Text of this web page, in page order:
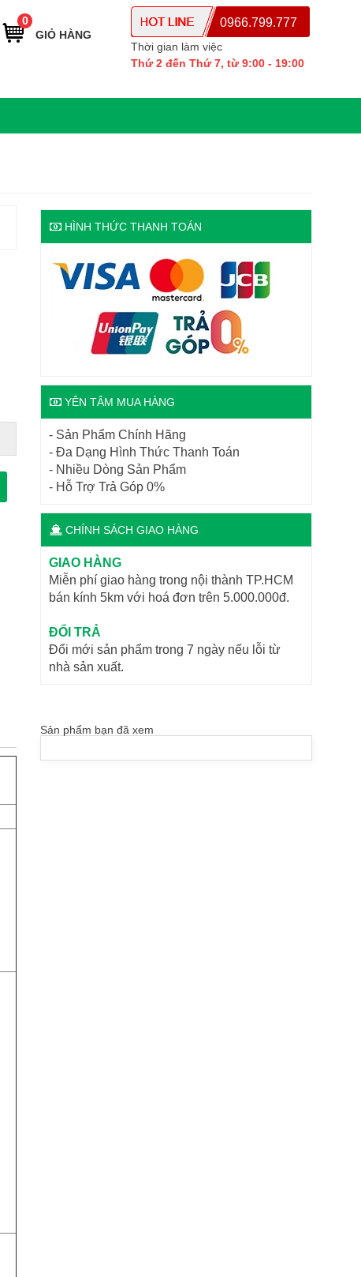
0966.799.777
Thời gian làm việc
Thứ 2 đến Thứ 7, từ 9:00 - 19:00
0
GIỎ HÀNG
HÌNH THỨC THANH TOÁN
YÊN TÂM MUA HÀNG
- Sản Phẩm Chính Hãng
- Đa Dạng Hình Thức Thanh Toán
- Nhiều Dòng Sản Phẩm
- Hỗ Trợ Trả Góp 0%
CHÍNH SÁCH GIAO HÀNG
GIAO HÀNG
Miễn phí giao hàng trong nội thành TP.HCM
bán kính 5km với hoá đơn trên 5.000.000đ.
ĐỔI TRẢ
Đổi mới sản phẩm trong 7 ngày nếu lỗi từ
nhà sản xuất.
Sản phẩm bạn đã xem